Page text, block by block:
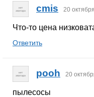
cmis 20
Что-то цена
Ответить
pooh 20
пылесосы